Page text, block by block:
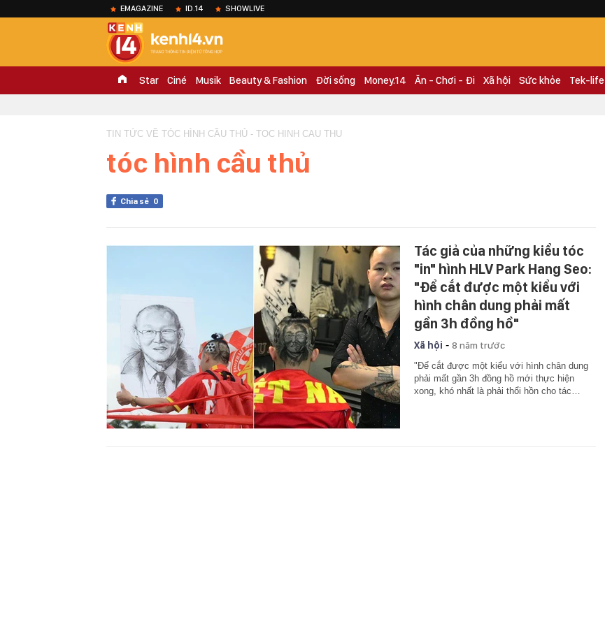
EMAGAZINE ID.14 SHOWLIVE
Star Ciné Musik Beauty & Fashion Đời sống Money.14 Ăn - Chơi - Đi Xã hội Sức khỏe Tek-life
TIN TỨC VỀ TÓC HÌNH CẦU THỦ - TOC HINH CAU THU
tóc hình cầu thủ
Chia sẻ 0
Tác giả của những kiểu tóc
"in" hình HLV Park Hang Seo:
"Để cắt được một kiểu với
hình chân dung phải mất
gần 3h đồng hồ"
Xã hội - 8 năm trước
"Để cắt được một kiểu với hình chân dung
phải mất gần 3h đồng hồ mới thực hiện
xong, khó nhất là phải thổi hồn cho tác…